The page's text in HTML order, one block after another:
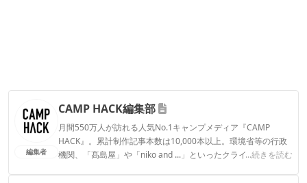
編集者
CAMP HACK編集部
月間550万人が訪れる人気No.1キャンプメディア『CAMP
HACK』。累計制作記事本数は10,000本以上。環境省等の行政
機関、「髙島屋」や「niko and ...」といったクライアントとの
...続きを読む